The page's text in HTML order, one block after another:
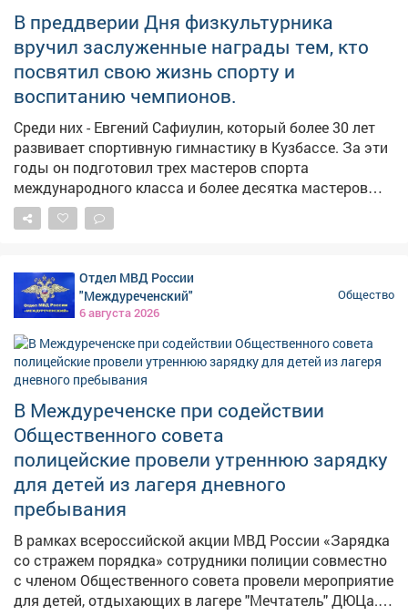
породили десятки идей. Среди них "АэроКузя",
"Новокузя", "Робочист", "Пылетузик", "Мойша",Р. У. А. Н.
(робот-уборщик аэропорта Новокузнецк), "Робби" и
другие.
В преддверии Дня физкультурника
вручил заслуженные награды тем, кто
посвятил свою жизнь спорту и
воспитанию чемпионов.
Среди них - Евгений Сафиулин, который более 30 лет
развивает спортивную гимнастику в Кузбассе. За эти
годы он подготовил трех мастеров спорта
международного класса и более десятка мастеров
спорта России, а сегодня - руководит крупнейшей в
стране школой гимнастики. Более полувека посвятил
кузбасская школа тяжелой атлетики воспитала
чемпионов мира и Европы, а в 2020 году была
признана лучшей спортивной школой России. В
млн человек. Во многом это результат системной
работы наших тренеров, преподавателей,
инструкторов и всех, кто каждый день помогает
людям выбирать активный и здоровый образ жизни.
Поздравляю всех работников отрасли с наступающим
Днем физкультурника! Спасибо за преданность
своему делу и за ваши победы!
Отдел МВД России
"Междуреченский"
6 августа 2026
Общество
В Междуреченске при содействии
Общественного совета
полицейские провели утреннюю зарядку
для детей из лагеря дневного
пребывания
В рамках всероссийской акции МВД России «Зарядка
со стражем порядка» сотрудники полиции совместно
с членом Общественного совета провели мероприятие
для детей, отдыхающих в лагере "Мечтатель" ДЮЦа. В